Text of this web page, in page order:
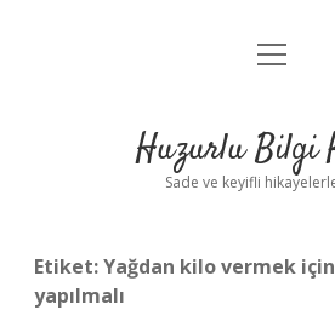
Anasayfa
Yasal Uyarı
menüyü
Huzurlu Bilgi
Sade ve keyifli
Etiket:Yağdan kilo vermek
yapılmalı